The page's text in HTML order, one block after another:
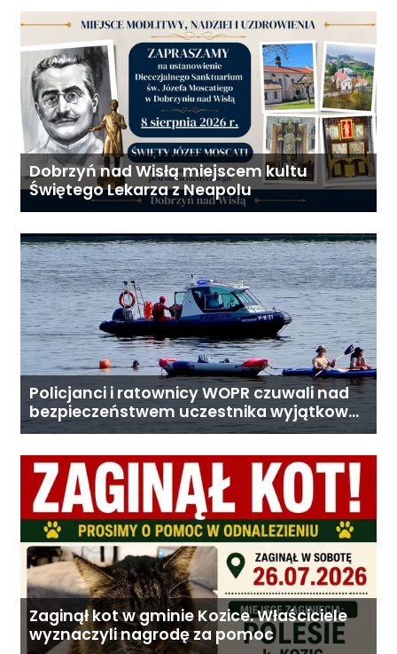
Dobrzyń nad Wisłą miejscem kultu
Świętego Lekarza z Neapolu
Policjanci i ratownicy WOPR czuwali nad
bezpieczeństwem uczestnika wyjątkowej
wyprawy
Zaginął kot w gminie Kozice. Właściciele
wyznaczyli nagrodę za pomoc